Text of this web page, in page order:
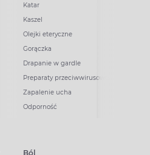
Katar
Kaszel
Olejki eteryczne
Gorączka
Drapanie w gardle
Preparaty przeciwwirusowe
Zapalenie ucha
Odporność
Ból